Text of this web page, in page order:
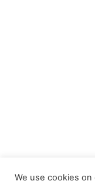
We use cookies